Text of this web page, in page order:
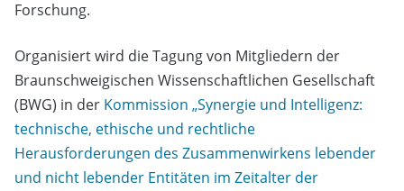
Forschung.
Organisiert wird die Tagung von Mitgliedern der
Braunschweigischen Wissenschaftlichen Gesellschaft
(BWG) in der Kommission „Synergie und Intelligenz:
technische, ethische und rechtliche
Herausforderungen des Zusammenwirkens lebender
und nicht lebender Entitäten im Zeitalter der